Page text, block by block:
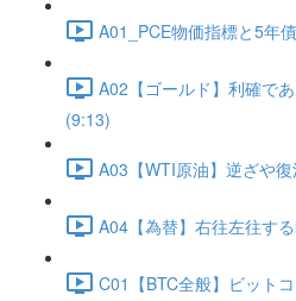
A01_PCE物価指標と5年
A02【ゴールド】利確で
(9:13)
A03【WTI原油】逆ざや
A04【為替】右往左往す
C01【BTC全般】ビット